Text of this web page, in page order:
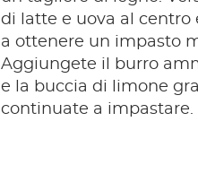
di latte e uova al centro
a ottenere un impasto
Aggiungete il burro
e la buccia di limone
continuate a impastare.